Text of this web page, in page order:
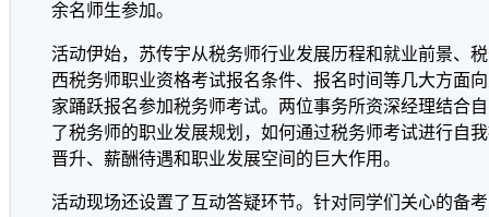
余名师生参加。
活动伊始，苏传宇从税务师行业发展历程和就业前景、
西税务师职业资格考试报名条件、报名时间等几大方面
家踊跃报名参加税务师考试。两位事务所资深经理结合
了税务师的职业发展规划，如何通过税务师考试进行自
晋升、薪酬待遇和职业发展空间的巨大作用。
活动现场还设置了互动答疑环节。针对同学们关心的备